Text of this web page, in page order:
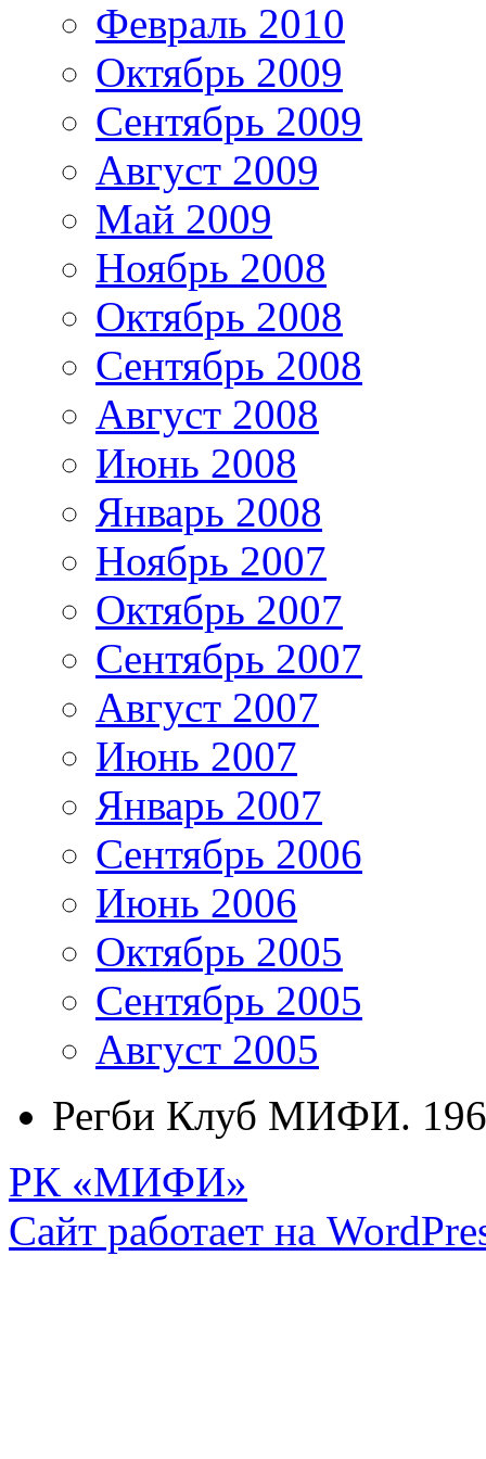
Февраль 2010
Октябрь 2009
Сентябрь 2009
Август 2009
Май 2009
Ноябрь 2008
Октябрь 2008
Сентябрь 2008
Август 2008
Июнь 2008
Январь 2008
Ноябрь 2007
Октябрь 2007
Сентябрь 2007
Август 2007
Июнь 2007
Январь 2007
Сентябрь 2006
Июнь 2006
Октябрь 2005
Сентябрь 2005
Август 2005
Регби Клуб МИФИ.
РК «МИФИ»
Сайт работает на